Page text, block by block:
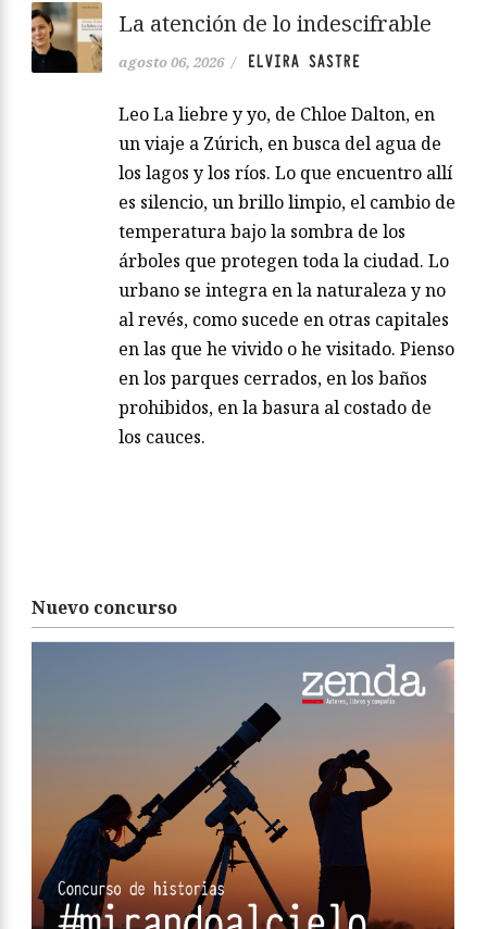
La atención de lo indescifrable
agosto 06, 2026 / ELVIRA SASTRE
Leo La liebre y yo, de Chloe Dalton, en
un viaje a Zúrich, en busca del agua de
los lagos y los ríos. Lo que encuentro allí
es silencio, un brillo limpio, el cambio de
temperatura bajo la sombra de los
árboles que protegen toda la ciudad. Lo
urbano se integra en la naturaleza y no
al revés, como sucede en otras capitales
en las que he vivido o he visitado. Pienso
en los parques cerrados, en los baños
prohibidos, en la basura al costado de
los cauces.
Nuevo concurso